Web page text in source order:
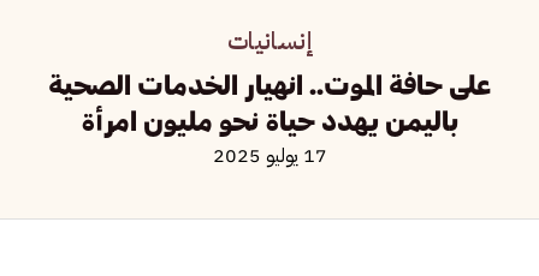
إنسانيات
على حافة الموت.. انهيار الخدمات الصحية
باليمن يهدد حياة نحو مليون امرأة
17 يوليو 2025